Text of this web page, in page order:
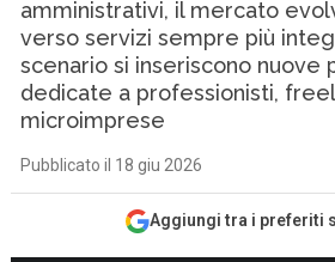
amministrativi, il mercato
verso servizi sempre più
scenario si inseriscono nuove
dedicate a professionisti,
microimprese
Pubblicato il 18 giu 2026
Aggiungi tra i preferiti